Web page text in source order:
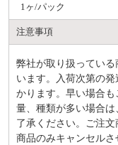
1ヶ/パック
注意事項
弊社が取り扱ってい
います。入荷次第の
かります。早い場合
量、種類が多い場合
了承ください。ご注
商品のみキャンセル